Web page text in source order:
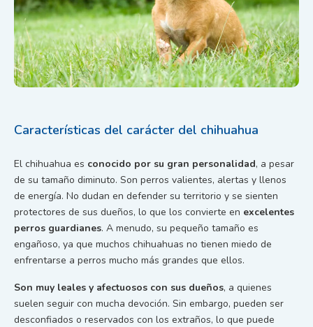
Características del carácter del chihuahua
El chihuahua es conocido por su gran personalidad, a pesar
de su tamaño diminuto. Son perros valientes, alertas y llenos
de energía. No dudan en defender su territorio y se sienten
protectores de sus dueños, lo que los convierte en excelentes
perros guardianes. A menudo, su pequeño tamaño es
engañoso, ya que muchos chihuahuas no tienen miedo de
enfrentarse a perros mucho más grandes que ellos.
Son muy leales y afectuosos con sus dueños, a quienes
suelen seguir con mucha devoción. Sin embargo, pueden ser
desconfiados o reservados con los extraños, lo que puede